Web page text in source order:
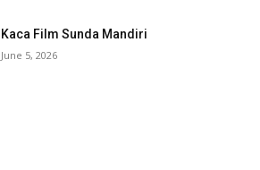
Kaca Film Sunda Mandiri
June 5, 2026